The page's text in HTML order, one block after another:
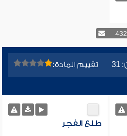
432
تقييم المادة:
طلع الفجر